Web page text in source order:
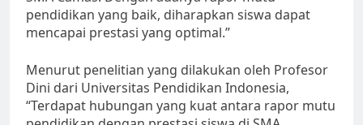
pendidikan yang baik, diharapkan siswa dapat
mencapai prestasi yang optimal.”
Menurut penelitian yang dilakukan oleh Profesor
Dini dari Universitas Pendidikan Indonesia,
“Terdapat hubungan yang kuat antara rapor mutu